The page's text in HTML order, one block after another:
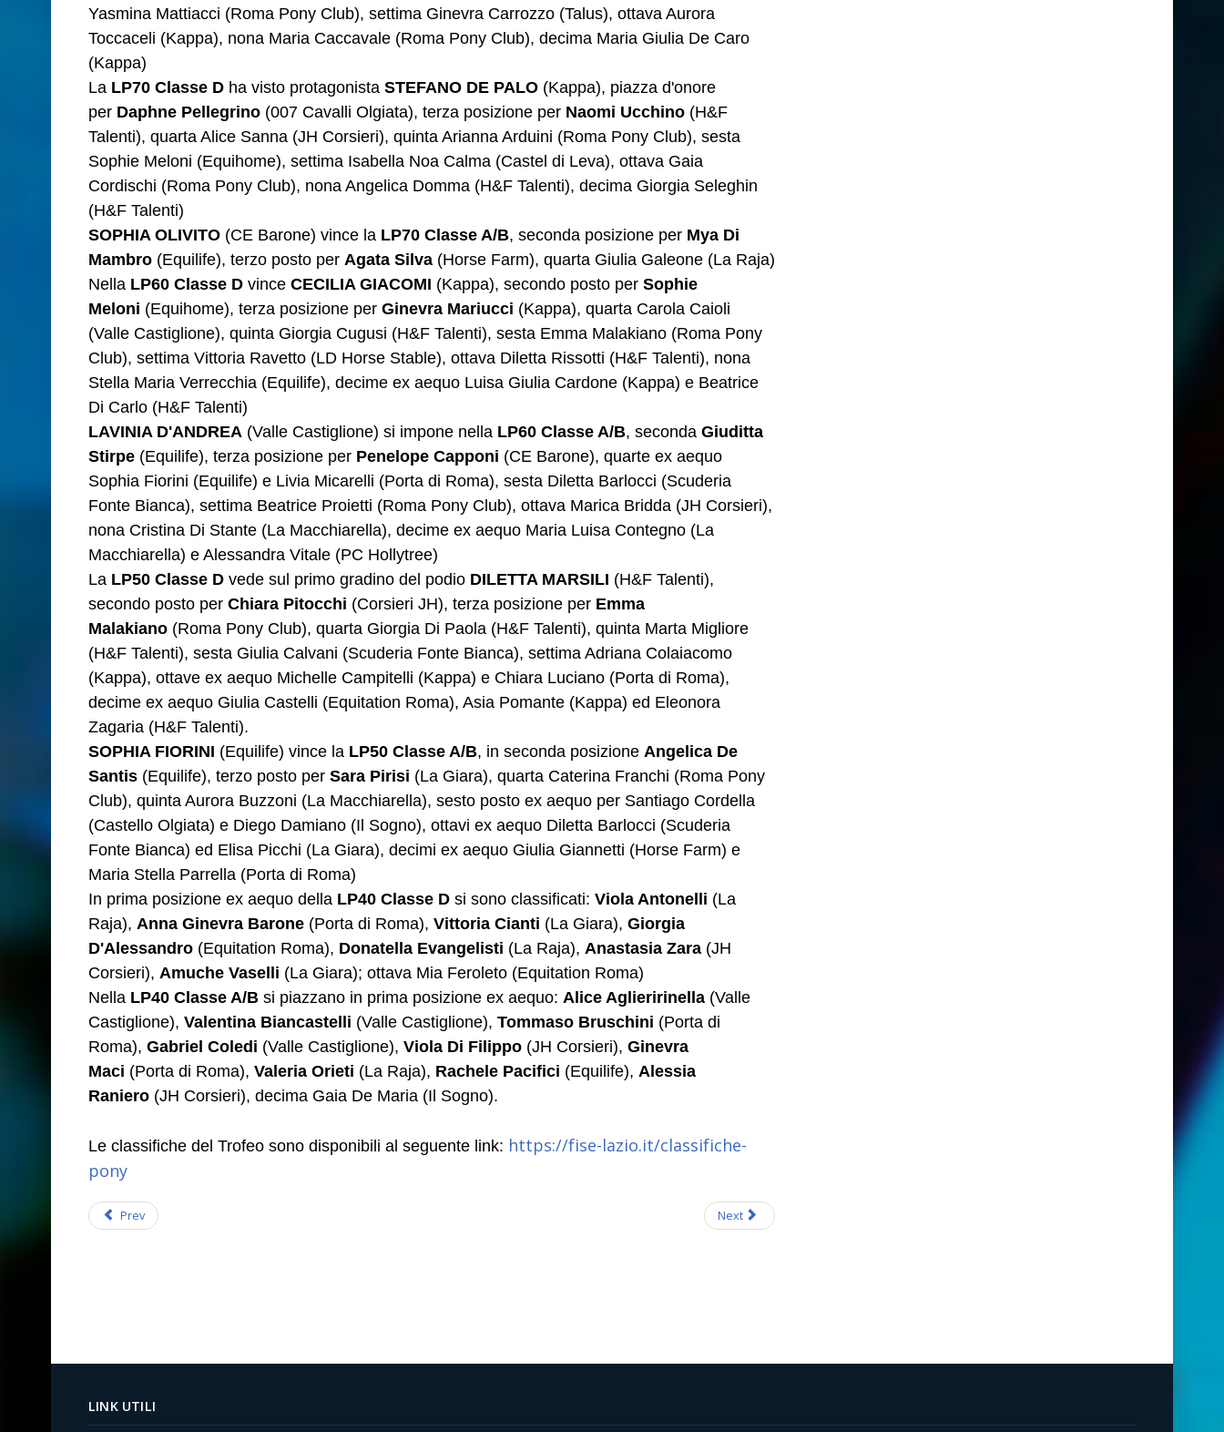
Yasmina Mattiacci (Roma Pony Club), settima Ginevra Carrozzo (Talus), ottava Aurora
Toccaceli (Kappa), nona Maria Caccavale (Roma Pony Club), decima Maria Giulia De Caro
(Kappa)
La LP70 Classe D ha visto protagonista STEFANO DE PALO (Kappa), piazza d'onore
per Daphne Pellegrino (007 Cavalli Olgiata), terza posizione per Naomi Ucchino (H&F
Talenti), quarta Alice Sanna (JH Corsieri), quinta Arianna Arduini (Roma Pony Club), sesta
Sophie Meloni (Equihome), settima Isabella Noa Calma (Castel di Leva), ottava Gaia
Cordischi (Roma Pony Club), nona Angelica Domma (H&F Talenti), decima Giorgia Seleghin
(H&F Talenti)
SOPHIA OLIVITO (CE Barone) vince la LP70 Classe A/B, seconda posizione per Mya Di
Mambro (Equilife), terzo posto per Agata Silva (Horse Farm), quarta Giulia Galeone (La Raja)
Nella LP60 Classe D vince CECILIA GIACOMI (Kappa), secondo posto per Sophie
Meloni (Equihome), terza posizione per Ginevra Mariucci (Kappa), quarta Carola Caioli
(Valle Castiglione), quinta Giorgia Cugusi (H&F Talenti), sesta Emma Malakiano (Roma Pony
Club), settima Vittoria Ravetto (LD Horse Stable), ottava Diletta Rissotti (H&F Talenti), nona
Stella Maria Verrecchia (Equilife), decime ex aequo Luisa Giulia Cardone (Kappa) e Beatrice
Di Carlo (H&F Talenti)
LAVINIA D'ANDREA (Valle Castiglione) si impone nella LP60 Classe A/B, seconda Giuditta
Stirpe (Equilife), terza posizione per Penelope Capponi (CE Barone), quarte ex aequo
Sophia Fiorini (Equilife) e Livia Micarelli (Porta di Roma), sesta Diletta Barlocci (Scuderia
Fonte Bianca), settima Beatrice Proietti (Roma Pony Club), ottava Marica Bridda (JH Corsieri),
nona Cristina Di Stante (La Macchiarella), decime ex aequo Maria Luisa Contegno (La
Macchiarella) e Alessandra Vitale (PC Hollytree)
La LP50 Classe D vede sul primo gradino del podio DILETTA MARSILI (H&F Talenti),
secondo posto per Chiara Pitocchi (Corsieri JH), terza posizione per Emma
Malakiano (Roma Pony Club), quarta Giorgia Di Paola (H&F Talenti), quinta Marta Migliore
(H&F Talenti), sesta Giulia Calvani (Scuderia Fonte Bianca), settima Adriana Colaiacomo
(Kappa), ottave ex aequo Michelle Campitelli (Kappa) e Chiara Luciano (Porta di Roma),
decime ex aequo Giulia Castelli (Equitation Roma), Asia Pomante (Kappa) ed Eleonora
Zagaria (H&F Talenti).
SOPHIA FIORINI (Equilife) vince la LP50 Classe A/B, in seconda posizione Angelica De
Santis (Equilife), terzo posto per Sara Pirisi (La Giara), quarta Caterina Franchi (Roma Pony
Club), quinta Aurora Buzzoni (La Macchiarella), sesto posto ex aequo per Santiago Cordella
(Castello Olgiata) e Diego Damiano (Il Sogno), ottavi ex aequo Diletta Barlocci (Scuderia
Fonte Bianca) ed Elisa Picchi (La Giara), decimi ex aequo Giulia Giannetti (Horse Farm) e
Maria Stella Parrella (Porta di Roma)
In prima posizione ex aequo della LP40 Classe D si sono classificati: Viola Antonelli (La
Raja), Anna Ginevra Barone (Porta di Roma), Vittoria Cianti (La Giara), Giorgia
D'Alessandro (Equitation Roma), Donatella Evangelisti (La Raja), Anastasia Zara (JH
Corsieri), Amuche Vaselli (La Giara); ottava Mia Feroleto (Equitation Roma)
Nella LP40 Classe A/B si piazzano in prima posizione ex aequo: Alice Aglieririnella (Valle
Castiglione), Valentina Biancastelli (Valle Castiglione), Tommaso Bruschini (Porta di
Roma), Gabriel Coledi (Valle Castiglione), Viola Di Filippo (JH Corsieri), Ginevra
Maci (Porta di Roma), Valeria Orieti (La Raja), Rachele Pacifici (Equilife), Alessia
Raniero (JH Corsieri), decima Gaia De Maria (Il Sogno).
Le classifiche del Trofeo sono disponibili al seguente link: https://fise-lazio.it/classifiche-
pony
Prev Next
LINK UTILI